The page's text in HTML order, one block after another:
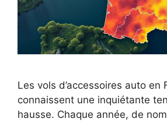
Les vols d’accessoires auto en
connaissent une inquiétante
hausse. Chaque année, de